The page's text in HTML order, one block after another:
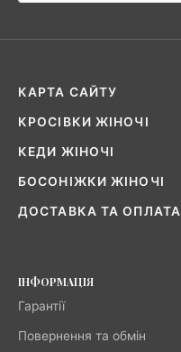
КАРТА САЙТУ
КРОСІВКИ ЖІНОЧІ
КЕДИ ЖІНОЧІ
БОСОНІЖКИ ЖІНОЧІ
ДОСТАВКА ТА ОПЛАТА
ІНФОРМАЦІЯ
Гарантії
Повернення та обмін